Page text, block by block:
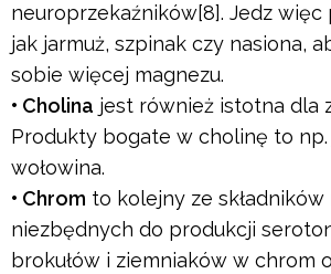
neuroprzekaźników[8]. Jedz
jak jarmuż, szpinak czy nasiona,
sobie więcej magnezu.
• Cholina jest również istotna dla
Produkty bogate w cholinę to np.
wołowina.
• Chrom to kolejny ze
niezbędnych do produkcji
brokułów i ziemniaków w chrom